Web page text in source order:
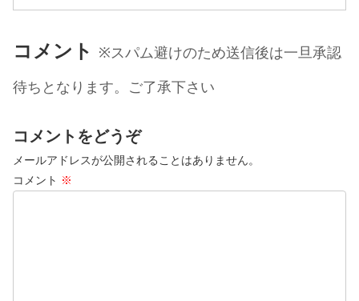
かる為「次回はお盆前の金曜日か、お盆
コメント ※スパム避けのため送信後は一旦承認
待ちとなります。ご了承下さい
コメントをどうぞ
メールアドレスが公開されることはありません。
コメント ※